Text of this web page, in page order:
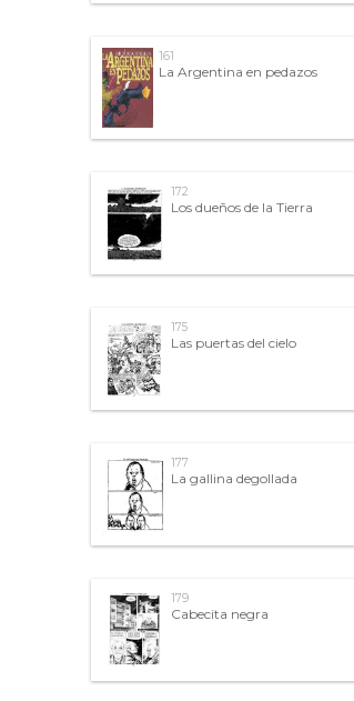
161
La Argentina en pedazos
172
Los dueños de la Tierra
175
Las puertas del cielo
177
La gallina degollada
179
Cabecita negra